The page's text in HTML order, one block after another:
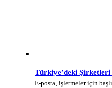
Türkiye’deki
E-posta, işletmeler için